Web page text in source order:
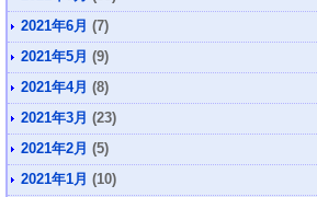
2021年6月 (7)
2021年5月 (9)
2021年4月 (8)
2021年3月 (23)
2021年2月 (5)
2021年1月 (10)